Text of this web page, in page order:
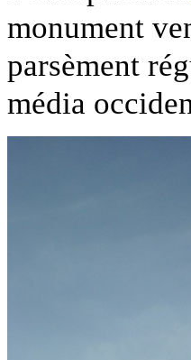
monument
parsèment
média